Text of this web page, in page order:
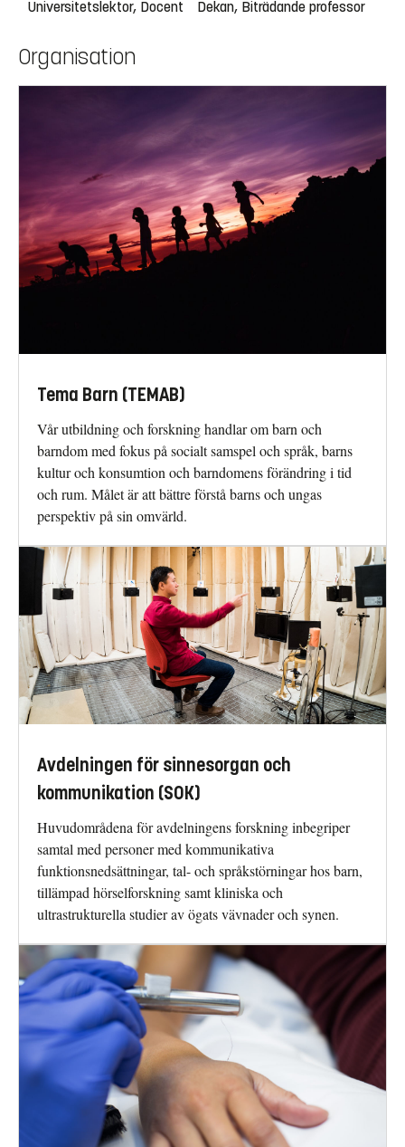
Universitetslektor, Docent Dekan, Biträdande professor
Organisation
Tema Barn (TEMAB)
Vår utbildning och forskning handlar om barn och
barndom med fokus på socialt samspel och språk, barns
kultur och konsumtion och barndomens förändring i tid
och rum. Målet är att bättre förstå barns och ungas
perspektiv på sin omvärld.
Avdelningen för sinnesorgan och
kommunikation (SOK)
Huvudområdena för avdelningens forskning inbegriper
samtal med personer med kommunikativa
funktionsnedsättningar, tal- och språkstörningar hos barn,
tillämpad hörselforskning samt kliniska och
ultrastrukturella studier av ögats vävnader och synen.